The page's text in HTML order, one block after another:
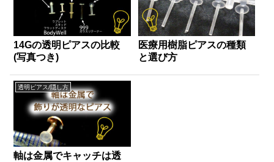
14Gの透明ピアスの比較
(写真つき)
医療用樹脂ピアスの種類
と選び方
透明ピアス/隠し方
軸は金属でキャッチは透